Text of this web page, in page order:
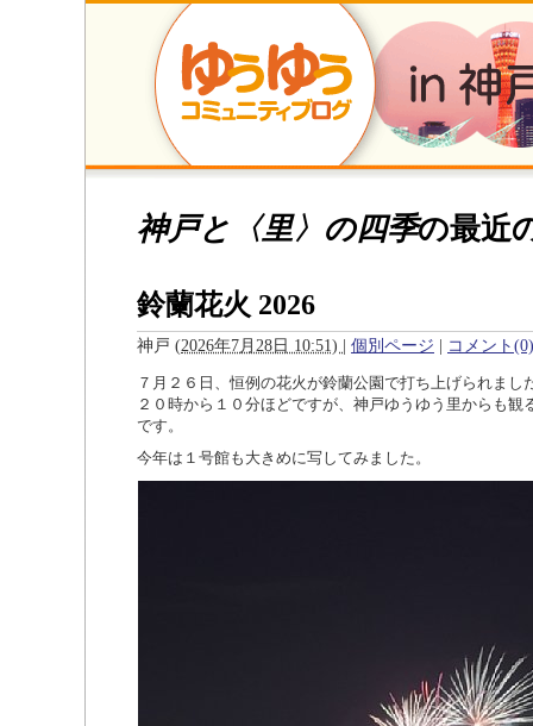
神戸と〈里〉の四季の最近
鈴蘭花火 2026
神戸 (2026年7月28日 10:51) | 個別ページ | コメント(0)
７月２６日、恒例の花火が鈴蘭公園で打ち上げられまし
２０時から１０分ほどですが、神戸ゆうゆう里からも観
です。
今年は１号館も大きめに写してみました。